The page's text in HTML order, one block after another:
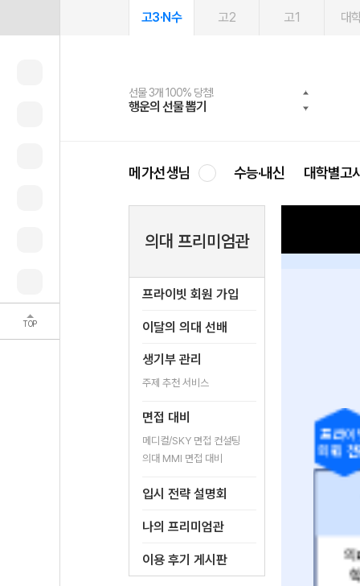
TOP
고3·N수 고2 고1 대
선물 3개 100% 당첨!
행운의 선물 뽑기
선물 100% 증정!
메가스터디 X 올리브
여름방학 스터디 캐시백
메가런 썸머스쿨
2027 러셀 단과
강사 공개선발
스마트러닝앱
설문 EVENT
메가패스
3일 무료 체험권
메가패스 수강생 무료혜택!
메가클럽 멤버십
사회공헌 캠페인
희망이룸 메가나눔
메가선생님 수능·내신 대학별고
의대 프리미엄관
프라이빗 회원 가입
이달의 의대 선배
생기부 관리
주제 추천 서비스
면접 대비
메디컬/SKY 면접 컨설팅
의대 MMI 면접 대비
입시 전략 설명회
나의 프리미엄관
이용 후기 게시판
입문 강좌
무료
의대 MMI
입시 전문가가 제시하는
의대 면접 노하우
프라이
회원
의